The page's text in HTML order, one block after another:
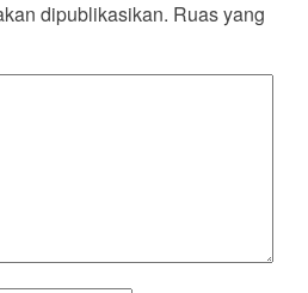
dipublikasikan. Ruas yang